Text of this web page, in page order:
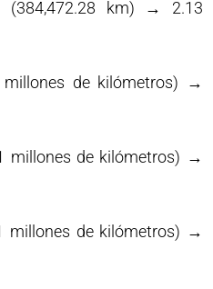
km) → 2.13
de kilómetros) →
millones de kilómetros) →
millones de kilómetros) →